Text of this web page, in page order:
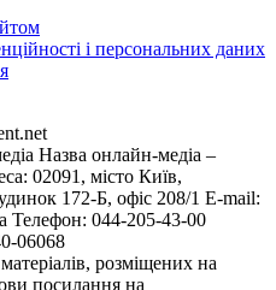
і персональних даних
Назва онлайн-медіа –
02091, місто Київ,
172-Б, офіс 208/1 E-mail:
Телефон: 044-205-43-00
06068
розміщених на
посилання на